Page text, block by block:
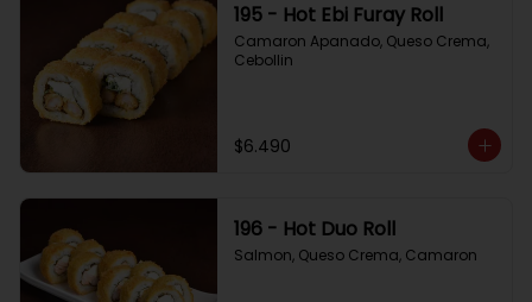
195 - Hot Ebi Furay Roll
Camaron Apanado, Queso Crema,
Cebollin
$6.490
196 - Hot Duo Roll
Salmon, Queso Crema, Camaron